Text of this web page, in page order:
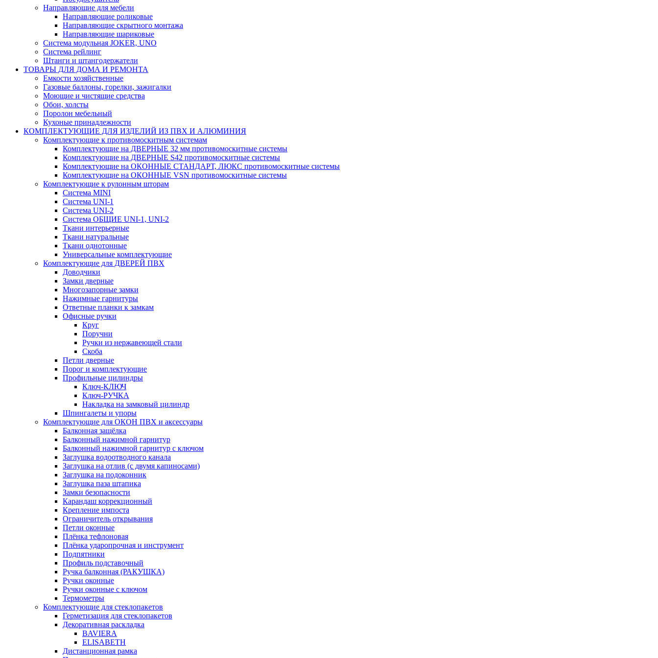
Направляющие для мебели
Направляющие роликовые
Направляющие скрытного монтажа
Направляющие шариковые
Система модульная JOKER, UNO
Система рейлинг
Штанги и штангодержатели
ТОВАРЫ ДЛЯ ДОМА И РЕМОНТА
Емкости хозяйственные
Газовые баллоны, горелки, зажигалки
Моющие и чистящие средства
Обои, холсты
Поролон мебельный
Кухоные принадлежности
КОМПЛЕКТУЮЩИЕ ДЛЯ ИЗДЕЛИЙ ИЗ ПВХ И АЛЮМИНИЯ
Комплектующие к противомоскитным системам
Комплектующие на ДВЕРНЫЕ 32 мм противомоскитные системы
Комплектующие на ДВЕРНЫЕ S42 противомоскитные системы
Комплектующие на ОКОННЫЕ СТАНДАРТ, ЛЮКС противомоскитные системы
Комплектующие на ОКОННЫЕ VSN противомоскитные системы
Комплектующие к рулонным шторам
Система MINI
Система UNI-1
Система UNI-2
Система ОБЩИЕ UNI-1, UNI-2
Ткани интерьерные
Ткани натуральные
Ткани однотонные
Универсальные комплектующие
Комплектующие для ДВЕРЕЙ ПВХ
Доводчики
Замки дверные
Многозапорные замки
Нажимные гарнитуры
Ответные планки к замкам
Офисные ручки
Круг
Поручни
Ручки из нержавеющей стали
Скоба
Петли дверные
Порог и комплектующие
Профильные цилиндры
Ключ-КЛЮЧ
Ключ-РУЧКА
Накладка на замковый цилиндр
Шпингалеты и упоры
Комплектующие для ОКОН ПВХ и аксессуары
Балконная защёлка
Балконный нажимной гарнитур
Балконный нажимной гарнитур с ключом
Заглушка водоотводного канала
Заглушка на отлив (с двумя капиносами)
Заглушка на подоконник
Заглушка паза штапика
Замки безопасности
Карандаш коррекционный
Крепление импоста
Ограничитель открывания
Петли оконные
Плёнка тефлоновая
Плёнка ударопрочная и инструмент
Подпятники
Профиль подставочный
Ручка балконная (РАКУШКА)
Ручки оконные
Ручки оконные с ключом
Термометры
Комплектующие для стеклопакетов
Герметизация для стеклопакетов
Декоративная раскладка
BAVIERA
ELISABETH
Дистанционная рамка